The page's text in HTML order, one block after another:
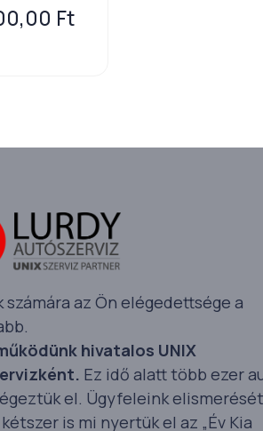
Ft
számára az Ön elégedettsége a
hivatalos UNIX
Ez idő alatt több ezer
el. Ügyfeleink elismerését
is mi nyertük el az „Év Kia